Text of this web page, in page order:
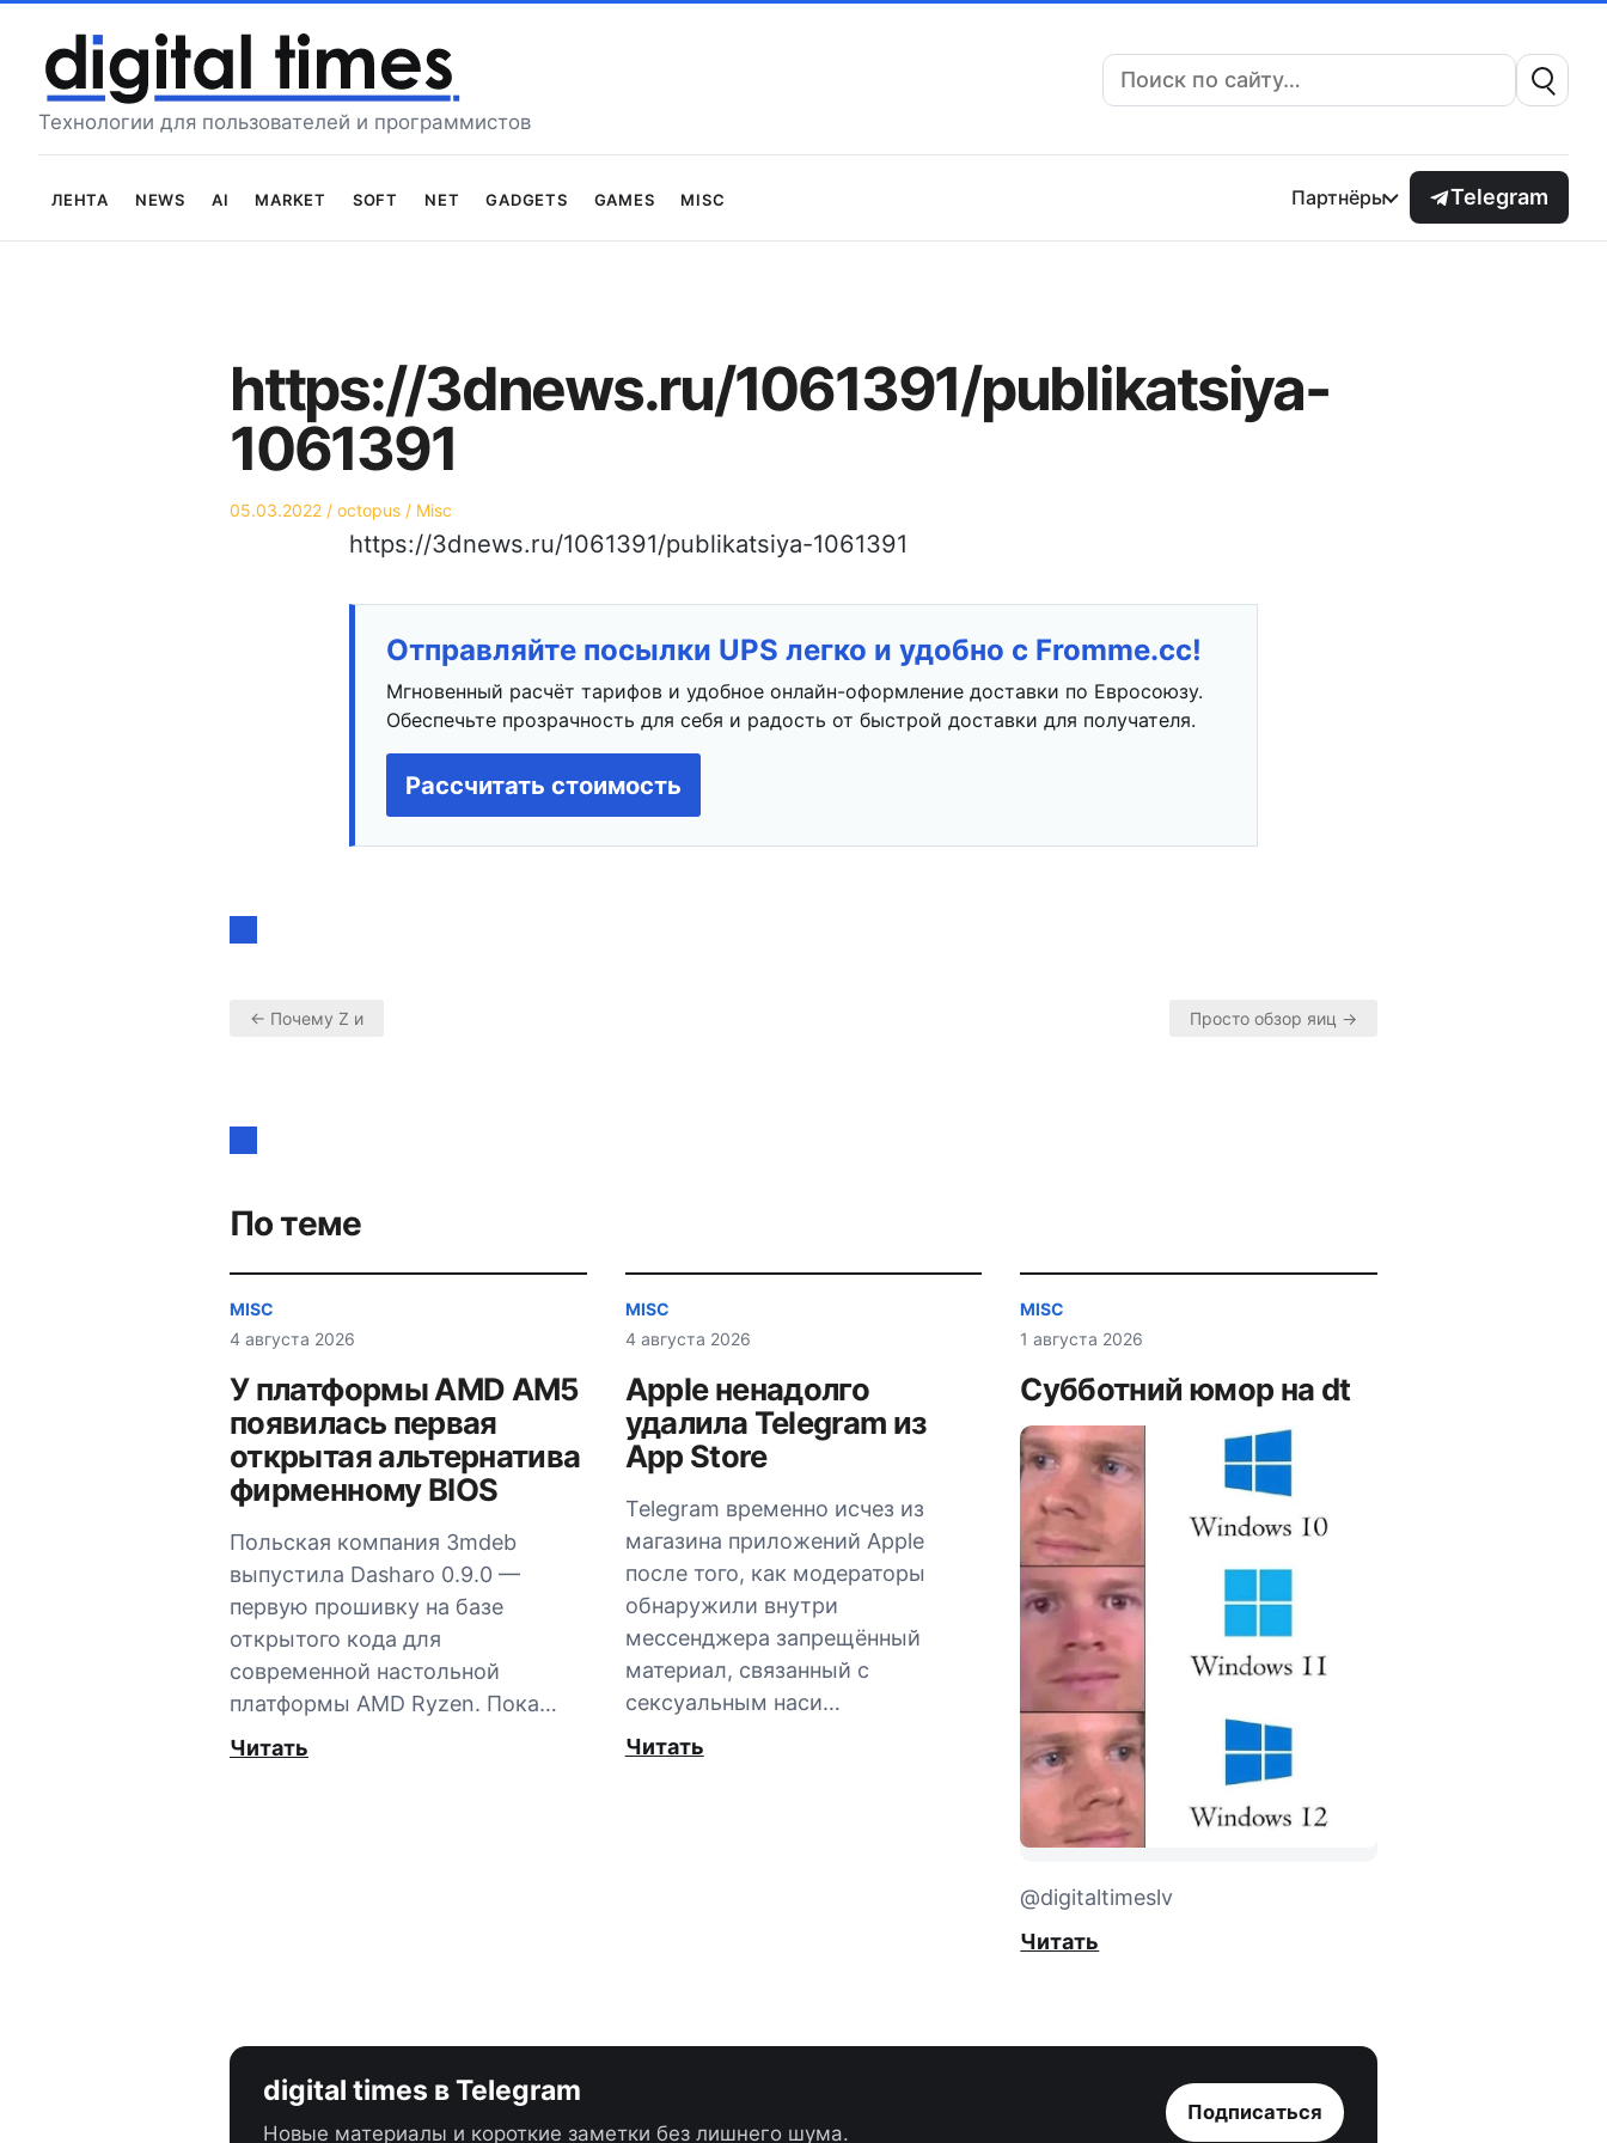
содержимому
Технологии для пользователей и программистов
Поиск:
Лента News AI Market Soft Net Gadgets Games Misc Партнёры Telegram
https://3dnews.ru/1061391/publikatsiya-
1061391
Опубликовано
05.03.2022 Автор
octopus
Опубликовано
в
Misc
https://3dnews.ru/1061391/publikatsiya-1061391
Отправляйте посылки UPS легко и удобно с Fromme.cc!
Мгновенный расчёт тарифов и удобное онлайн-оформление доставки по Евросоюзу.
Обеспечьте прозрачность для себя и радость от быстрой доставки для получателя.
Рассчитать стоимость
по
записям
← Почему Z и Просто обзор яиц →
По теме
MISC
4 августа 2026
У платформы AMD AM5
появилась первая
открытая альтернатива
фирменному BIOS
Польская компания 3mdeb
выпустила Dasharo 0.9.0 —
первую прошивку на базе
открытого кода для
современной настольной
платформы AMD Ryzen. Пока…
Читать
MISC
4 августа 2026
Apple ненадолго
удалила Telegram из
App Store
Telegram временно исчез из
магазина приложений Apple
после того, как модераторы
обнаружили внутри
мессенджера запрещённый
материал, связанный с
сексуальным наси…
Читать
MISC
1 августа 2026
Субботний юмор на dt
@digitaltimeslv
Читать
digital times в Telegram
Новые материалы и короткие заметки без лишнего шума.
Подписаться